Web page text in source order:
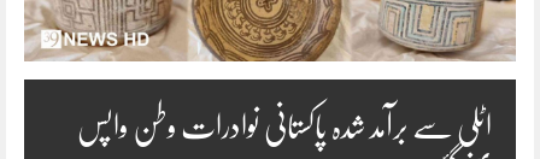
اٹلی سے برآمد شدہ پاکستانی نوادرات وطن واپس